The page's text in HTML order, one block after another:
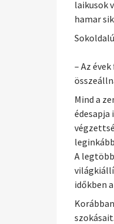
laikusok
hamar
– Az
Mind a
édesapja
A
időkben
szokásait.